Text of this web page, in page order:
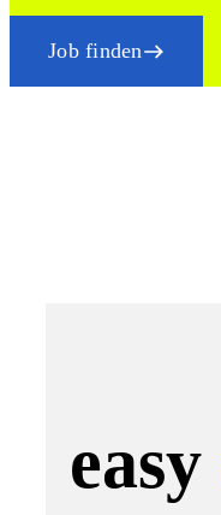
Job finden
easy